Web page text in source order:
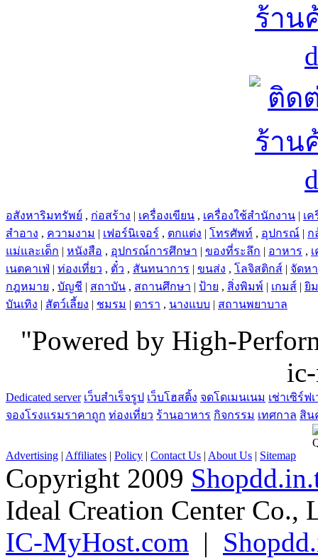
อสังหาริมทรัพย์ , ก่อสร้าง | เครื่องเขียน , เครื่องใช้สำนักงาน | เ
สำอาง , ความงาม | เฟอร์นิเจอร์ , ตกแต่ง | โทรศัพท์ , อุปกรณ์ | ก
แม่และเด็ก | หนังสือ , อุปกรณ์การศึกษา | ของที่ระลึก | อาหาร ,
เนตคาเฟ่ | ท่องเที่ยว , ตั๋ว , สันทนาการ | ขนส่ง , โลจิสติกส์ | จัดห
กฎหมาย , บัญชี | สถาบัน , สถานศึกษา | ป้าย , สิ่งพิมพ์ | เกมส์ | ยิม
บันเทิง | สัตว์เลี้ยง | ชมรม | ดารา , นางแบบ | สถานพยาบาล
"Powered by High-
Dedicated server เว็บสำเร็จรูป เว็บโฮสติ้ง จดโดเมนเนม เช่าเซิร์ฟ
จองโรงแรมราคาถูก ท่องเที่ยว ร้านอาหาร กิจกรรม เทศกาล สิน
Advertising | Affiliates | Policy | Contact Us | About Us | Sitemap
Copyright 2009
Ideal Creation Center Co.,
IC-MyHost.com |